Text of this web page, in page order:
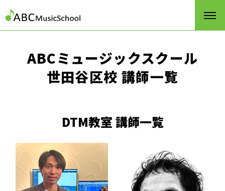
ABCミュージックスクール
世田谷区校 講師一覧
DTM教室 講師一覧